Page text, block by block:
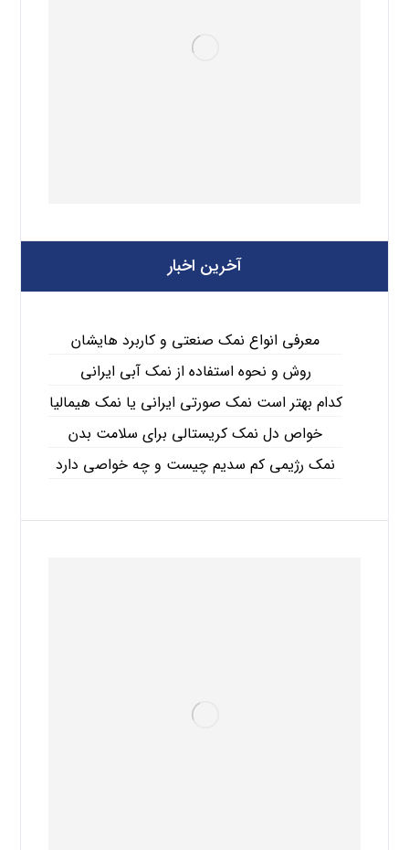
آخرین اخبار
معرفی انواع نمک صنعتی و کاربرد هایشان
روش و نحوه استفاده از نمک آبی ایرانی
کدام بهتر است نمک صورتی ایرانی یا نمک هیمالیا
خواص دل نمک کریستالی برای سلامت بدن
نمک رژیمی کم سدیم چیست و چه خواصی دارد